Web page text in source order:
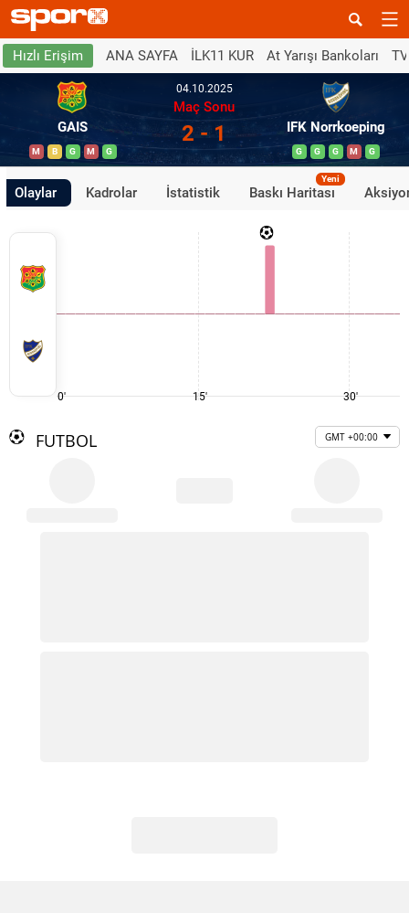
Hızlı Erişim ANA SAYFA İLK11 KUR At Yarışı Bankoları
GAIS
M B G M G
04.10.2025
Maç Sonu
2 - 1 IFK Norrkoeping
G G G M G
Olaylar Kadrolar İstatistik Baskı Haritası
Yeni
0' 15' 30'
FUTBOL GMT +00:00